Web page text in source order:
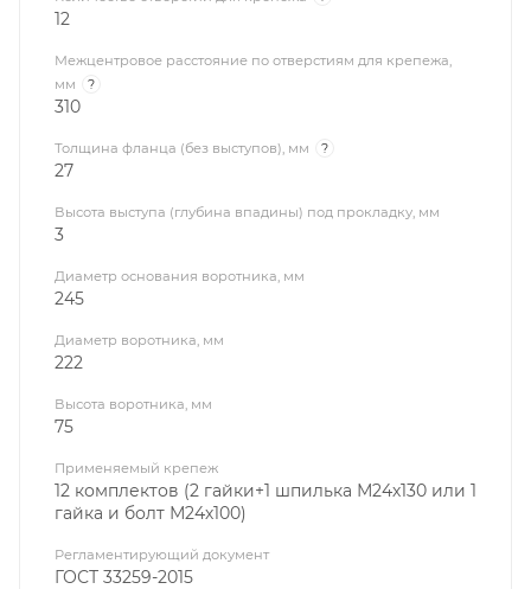
12
Межцентровое расстояние по отверстиям для крепежа,
мм
?
310
Толщина фланца (без выступов), мм ?
27
Высота выступа (глубина впадины) под прокладку, мм
3
Диаметр основания воротника, мм
245
Диаметр воротника, мм
222
Высота воротника, мм
75
Применяемый крепеж
12 комплектов (2 гайки+1 шпилька М24х130 или 1
гайка и болт М24х100)
Регламентирующий документ
ГОСТ 33259-2015